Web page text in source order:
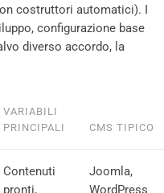
costruttori automatici). I
configurazione base
diverso accordo, la
VARIABILI
PRINCIPALI
CMS TIPICO
Contenuti
pronti,
Joomla,
WordPress